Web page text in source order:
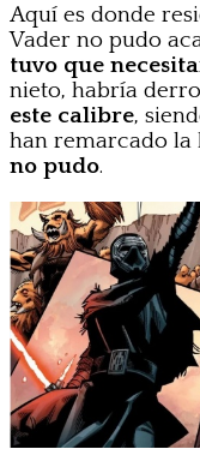
Aquí es donde
Vader no pudo
tuvo que
nieto, habría
este calibre,
han remarcado la
no pudo.